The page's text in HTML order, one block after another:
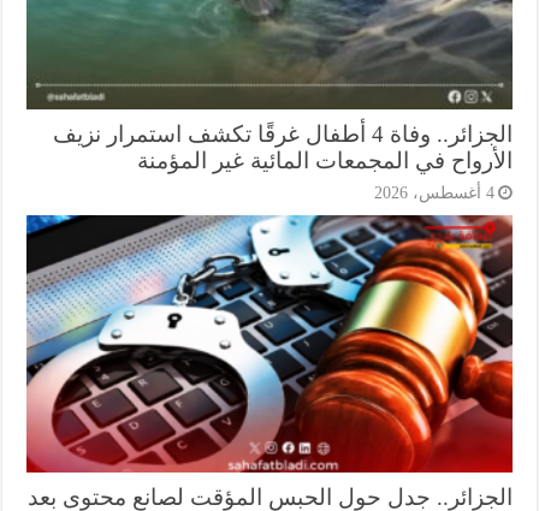
الجزائر.. وفاة 4 أطفال غرقًا تكشف استمرار نزيف
في المجمعات المائية غير المؤمنة
جدل حول الحبس المؤقت لصانع محتوى بعد